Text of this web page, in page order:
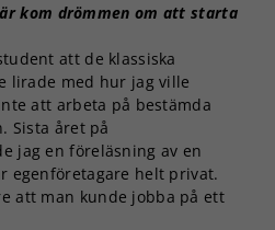
kom drömmen om att starta
att de klassiska
lirade med hur jag ville
att arbeta på bestämda
Sista året på
jag en föreläsning av en
egenföretagare helt privat.
att man kunde jobba på ett